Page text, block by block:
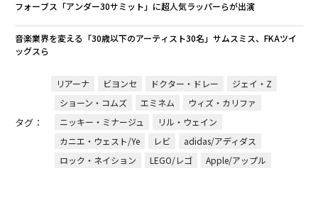
フォーブス「アンダー30サミット」に超人気ラッパーらが出演
音楽業界を変える「30歳以下のアーティスト30名」サムスミス、FKAツイ
ッグスら
タグ：
リアーナ ビヨンセ ドクター・ドレー
ジェイ・Z
ショーン・コムズ
エミネム
ウィズ・カリファ
ニッキー・ミナージュ
リル・ウェイン
カニエ・ウェスト/Ye
レビ
adidas/アディダス
ロック・ネイション
LEGO/レゴ Apple/アップル